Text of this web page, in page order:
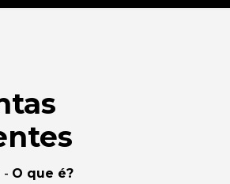
- O que é?